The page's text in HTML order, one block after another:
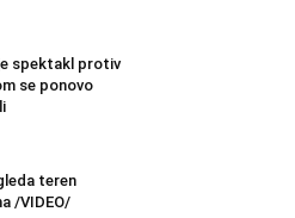
spektakl protiv
se ponovo
teren
/VIDEO/